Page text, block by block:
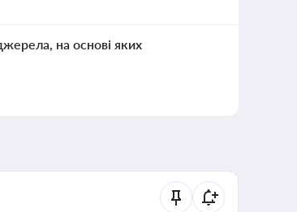
на основі яких